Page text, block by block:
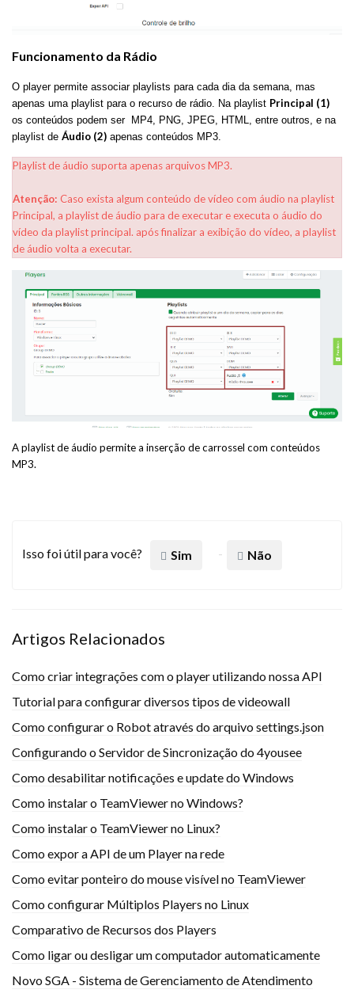
Funcionamento da Rádio
O player permite associar playlists para cada dia da semana, mas
apenas uma playlist para o recurso de rádio. Na playlist Principal (1)
os conteúdos podem ser MP4, PNG, JPEG, HTML, entre outros, e na
playlist de Áudio (2) apenas conteúdos MP3.
Playlist de áudio suporta apenas arquivos MP3.
Atenção: Caso exista algum conteúdo de vídeo com áudio na playlist
Principal, a playlist de áudio para de executar e executa o áudio do
vídeo da playlist principal. após finalizar a exibição do vídeo, a playlist
de áudio volta a executar.
A playlist de áudio permite a inserção de carrossel com conteúdos
MP3.
Isso foi útil para você? Sim Não
Artigos Relacionados
Como criar integrações com o player utilizando nossa API
Tutorial para configurar diversos tipos de videowall
Como configurar o Robot através do arquivo settings.json
Configurando o Servidor de Sincronização do 4yousee
Como desabilitar notificações e update do Windows
Como instalar o TeamViewer no Windows?
Como instalar o TeamViewer no Linux?
Como expor a API de um Player na rede
Como evitar ponteiro do mouse visível no TeamViewer
Como configurar Múltiplos Players no Linux
Comparativo de Recursos dos Players
Como ligar ou desligar um computador automaticamente
Novo SGA - Sistema de Gerenciamento de Atendimento